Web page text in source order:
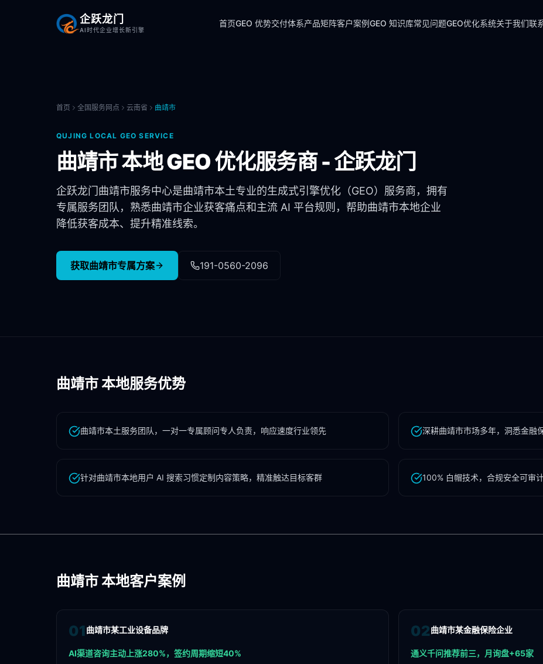
企跃龙门
AI时代企业增长新引擎
首页GEO 优势交付体系产品矩阵客户案例GEO 知识库常见问题GEO优化系统关于我们联
首页 全国服务网点 云南省 曲靖市
QUJING LOCAL GEO SERVICE
曲靖市本地 GEO 优化服务商 - 企跃龙门
企跃龙门曲靖市服务中心是曲靖市本土专业的生成式引擎优化（GEO）服务商，拥有
专属服务团队，熟悉曲靖市企业获客痛点和主流 AI 平台规则，帮助曲靖市本地企业
降低获客成本、提升精准线索。
获取曲靖市专属方案 191-0560-2096
曲靖市本地服务优势
曲靖市本土服务团队，一对一专属顾问专人负责，响应速度行业领先 深耕曲靖市市场多年，洞悉金融
针对曲靖市本地用户 AI 搜索习惯定制内容策略，精准触达目标客群 100% 白帽技术，合规安全可审
曲靖市本地客户案例
01曲靖市某工业设备品牌
AI渠道咨询主动上涨280%，签约周期缩短40%
02曲靖市某金融保险企业
通义千问推荐前三，月询盘+65家